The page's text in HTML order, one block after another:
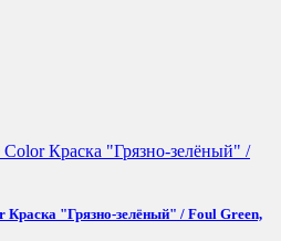
Краска "Грязно-зелёный" / Foul Green,